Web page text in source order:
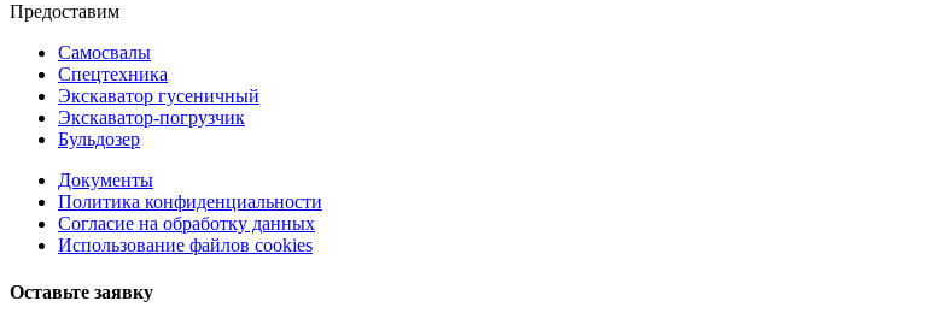
Предоставим
Самосвалы
Спецтехника
Экскаватор гусеничный
Экскаватор-погрузчик
Бульдозер
Документы
Политика конфиденциальности
Согласие на обработку данных
Использование файлов cookies
Оставьте заявку